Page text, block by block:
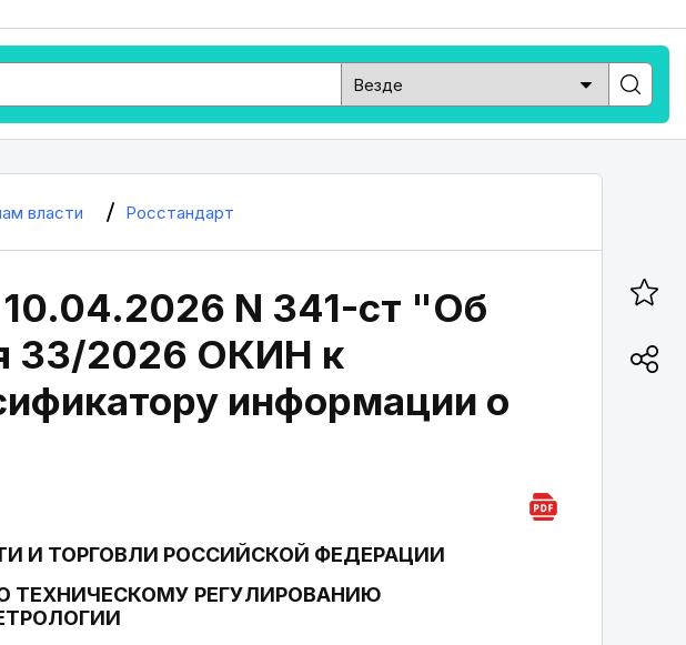
власти Росстандарт
N 341-ст "Об
33/2026 ОКИН к
информации о
И ТОРГОВЛИ РОССИЙСКОЙ ФЕДЕРАЦИИ
ТЕХНИЧЕСКОМУ РЕГУЛИРОВАНИЮ